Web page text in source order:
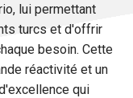
lui permettant
turcs et d'offrir
besoin. Cette
réactivité et un
qui